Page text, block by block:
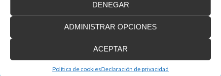
ACEPTAR
DENEGAR
ADMINISTRAR OPCIONES
Política de cookiesDeclaración de privacidad
están adaptadas a...
personas con movilidad reducida, también en
Francia
Nuestra ubicación geográfica cercana a la frontera
francesa, a 40 minutos, nos permite ofrecer...